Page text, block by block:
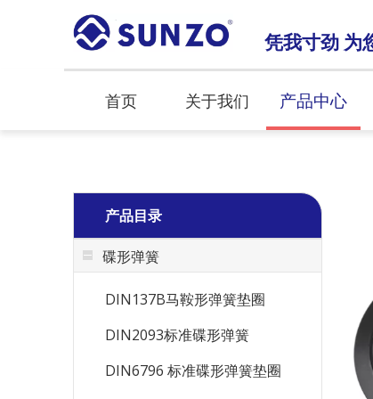
凭我寸劲 为
首页 关于我们 产品中心
产品目录
碟形弹簧
DIN137B马鞍形弹簧垫圈
DIN2093标准碟形弹簧
DIN6796 标准碟形弹簧垫圈